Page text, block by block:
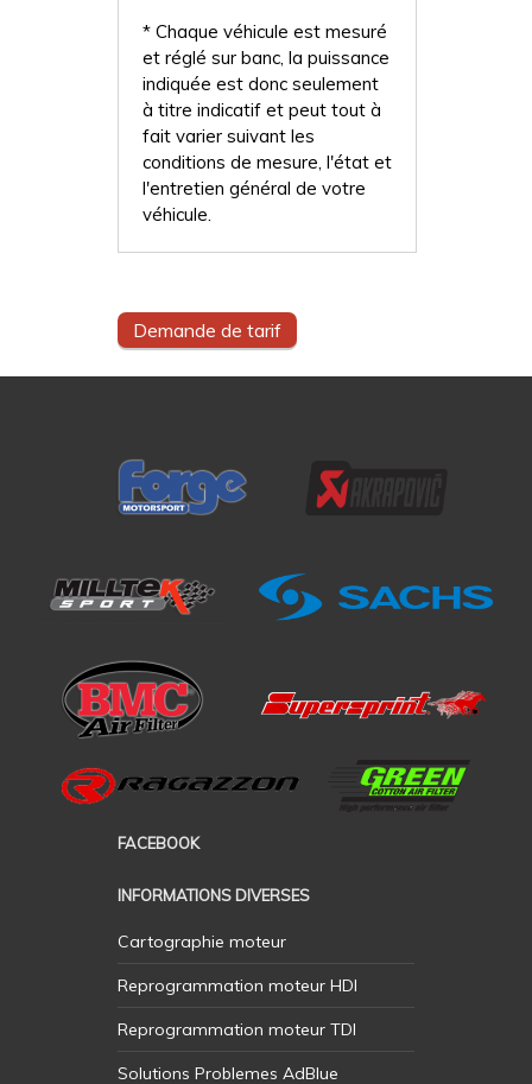
* Chaque véhicule est mesuré
et réglé sur banc, la puissance
indiquée est donc seulement
à titre indicatif et peut tout à
fait varier suivant les
conditions de mesure, l'état et
l'entretien général de votre
véhicule.
Demande de tarif
FACEBOOK
INFORMATIONS DIVERSES
Cartographie moteur
Reprogrammation moteur HDI
Reprogrammation moteur TDI
Solutions Problemes AdBlue